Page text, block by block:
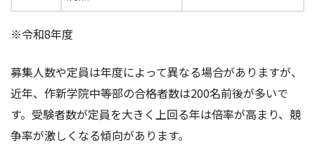
※令和8年度
募集人数や定員は年度によって異なる場合がありますが、
近年、作新学院中等部の合格者数は200名前後が多いで
す。受験者数が定員を大きく上回る年は倍率が高まり、競
争率が激しくなる傾向があります。